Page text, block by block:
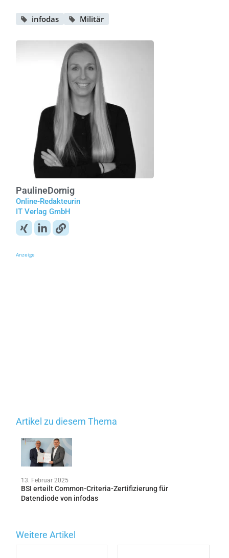
infodas Militär
PaulineDornig
Online-Redakteurin
IT Verlag GmbH
Anzeige
Artikel zu diesem Thema
13. Februar 2025
BSI erteilt Common-Criteria-Zertifizierung für
Datendiode von infodas
Weitere Artikel